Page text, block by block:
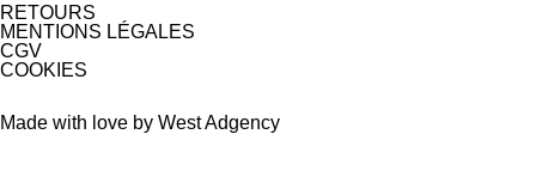
RETOURS
MENTIONS LÉGALES
CGV
COOKIES
Made with love by West Adgency